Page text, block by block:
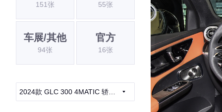
151张 55张
车展/其他
94张
官方
16张
2024款 GLC 300 4MATIC 轿跑